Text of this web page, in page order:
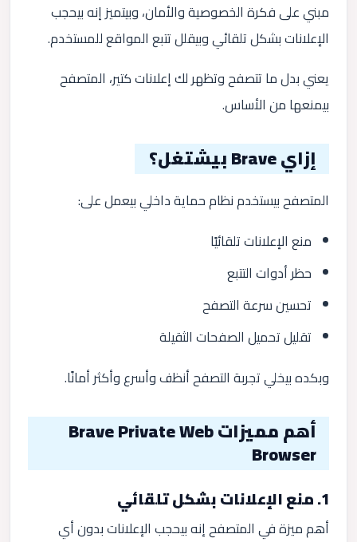
مبني على فكرة الخصوصية والأمان، وبيتميز إنه بيحجب
الإعلانات بشكل تلقائي وبيقلل تتبع المواقع للمستخدم.
يعني بدل ما تتصفح وتظهر لك إعلانات كتير، المتصفح
بيمنعها من الأساس.
إزاي Brave بيشتغل؟
المتصفح بيستخدم نظام حماية داخلي بيعمل على:
منع الإعلانات تلقائيًا
حظر أدوات التتبع
تحسين سرعة التصفح
تقليل تحميل الصفحات الثقيلة
وبكده بيخلي تجربة التصفح أنظف وأسرع وأكثر أمانًا.
أهم مميزات Brave Private Web
Browser
1. منع الإعلانات بشكل تلقائي
أهم ميزة في المتصفح إنه بيحجب الإعلانات بدون أي